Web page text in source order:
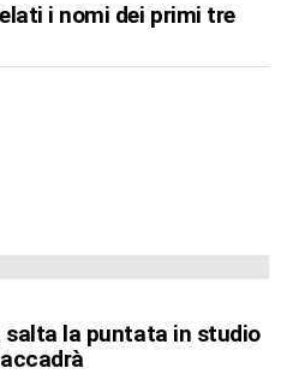
i nomi dei primi tre
salta la puntata in studio